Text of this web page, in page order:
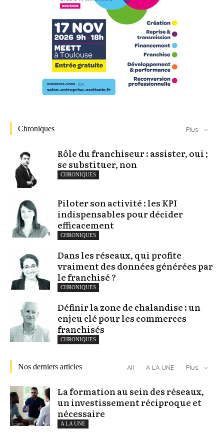
Chroniques Plus
Rôle du franchiseur : assister, oui ;
se substituer, non
CHRONIQUES
Piloter son activité : les KPI
indispensables pour décider
efficacement
CHRONIQUES
Dans les réseaux, qui profite
vraiment des données générées par
le franchisé ?
CHRONIQUES
Définir la zone de chalandise : un
enjeu clé pour les commerces
franchisés
CHRONIQUES
Nos derniers articles All A LA UNE Plus
La formation au sein des réseaux,
un investissement réciproque et
nécessaire
A LA UNE